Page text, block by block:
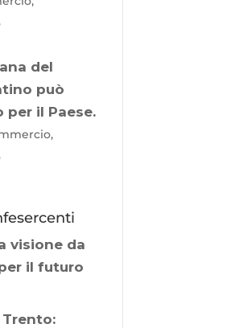
del
può
per il Paese.
visione da
il futuro